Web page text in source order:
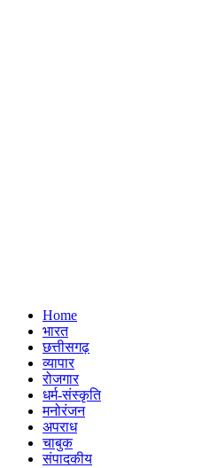
Home
भारत
छत्तीसगढ़
व्यापार
रोजगार
धर्म-संस्कृति
मनोरंजन
अपराध
चाबुक
संपादकीय